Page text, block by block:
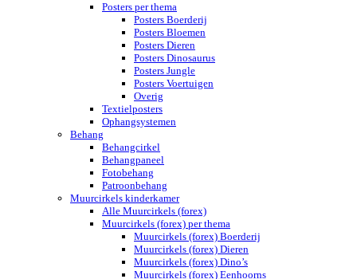
Posters per thema
Posters Boerderij
Posters Bloemen
Posters Dieren
Posters Dinosaurus
Posters Jungle
Posters Voertuigen
Overig
Textielposters
Ophangsystemen
Behang
Behangcirkel
Behangpaneel
Fotobehang
Patroonbehang
Muurcirkels kinderkamer
Alle Muurcirkels (forex)
Muurcirkels (forex) per thema
Muurcirkels (forex) Boerderij
Muurcirkels (forex) Dieren
Muurcirkels (forex) Dino’s
Muurcirkels (forex) Eenhoorns